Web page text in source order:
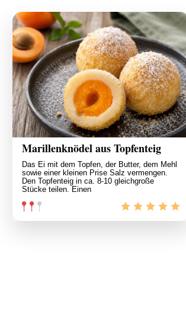
Marillenknödel aus Topfenteig
Das Ei mit dem Topfen, der Butter, dem Mehl
sowie einer kleinen Prise Salz vermengen.
Den Topfenteig in ca. 8-10 gleichgroße
Stücke teilen. Einen